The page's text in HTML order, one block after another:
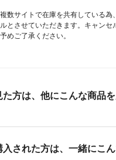
数サイトで在庫を共有している為
とさせていただきます。キャンセ
めご了承ください。
た方は、他にこんな商品
入された方は、一緒にこ